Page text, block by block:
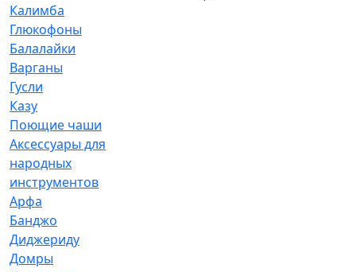
Калимба
Глюкофоны
Балалайки
Варганы
Гусли
Казу
Поющие чаши
Аксессуары для
народных
инструментов
Арфа
Банджо
Диджериду
Домры